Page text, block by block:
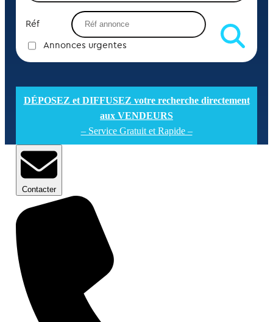
Réf
Annonces urgentes
DÉPOSEZ et DIFFUSEZ votre recherche directement
aux VENDEURS
– Service Gratuit et Rapide –
Contacter